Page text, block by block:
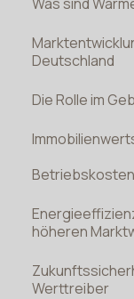
Deutschland
Die Rolle im
höheren
Werttreiber